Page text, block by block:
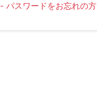
- パスワードをお忘れの方